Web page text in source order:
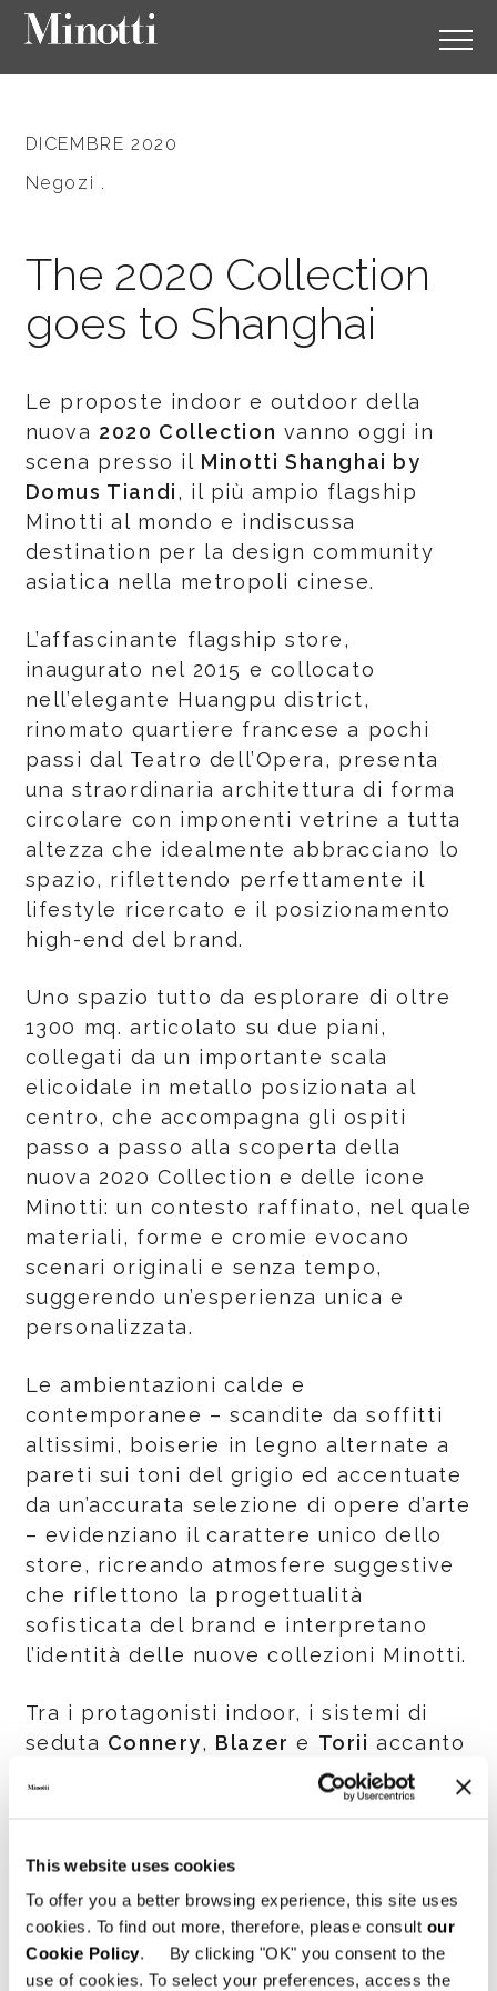
This website uses cookies
To offer you a better browsing experience, this site uses
cookies. To find out more, therefore, please consult our
Cookie Policy. By clicking "OK" you consent to the
use of cookies. To select your preferences, access the
DICEMBRE 2020
Negozi .
The 2020 Collection
goes to Shanghai
Le proposte indoor e outdoor della
nuova 2020 Collection vanno oggi in
scena presso il Minotti Shanghai by
Domus Tiandi, il più ampio flagship
Minotti al mondo e indiscussa
destination per la design community
asiatica nella metropoli cinese.
L’affascinante flagship store,
inaugurato nel 2015 e collocato
nell’elegante Huangpu district,
rinomato quartiere francese a pochi
passi dal Teatro dell’Opera, presenta
una straordinaria architettura di forma
circolare con imponenti vetrine a tutta
altezza che idealmente abbracciano lo
spazio, riflettendo perfettamente il
lifestyle ricercato e il posizionamento
high-end del brand.
Uno spazio tutto da esplorare di oltre
1300 mq. articolato su due piani,
collegati da un importante scala
elicoidale in metallo posizionata al
centro, che accompagna gli ospiti
passo a passo alla scoperta della
nuova 2020 Collection e delle icone
Minotti: un contesto raffinato, nel quale
materiali, forme e cromie evocano
scenari originali e senza tempo,
suggerendo un’esperienza unica e
personalizzata.
Le ambientazioni calde e
contemporanee – scandite da soffitti
altissimi, boiserie in legno alternate a
pareti sui toni del grigio ed accentuate
da un’accurata selezione di opere d’arte
– evidenziano il carattere unico dello
store, ricreando atmosfere suggestive
che riflettono la progettualità
sofisticata del brand e interpretano
l’identità delle nuove collezioni Minotti.
Tra i protagonisti indoor, i sistemi di
seduta Connery, Blazer e Torii accanto
ai progetti firmati da Marcio Kogan e
GamFratesi che perfettamente
del progetto Minotti, trasversale nello
stile e nel linguaggio, traducendo
l’incontro ben concertato tra diverse
culture del design.